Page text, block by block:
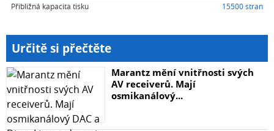
Přibližná kapacita tisku
15500 stran
Určitě si přečtěte
Marantz mění vnitřnosti svých
AV receiverů. Mají
osmikanálový...